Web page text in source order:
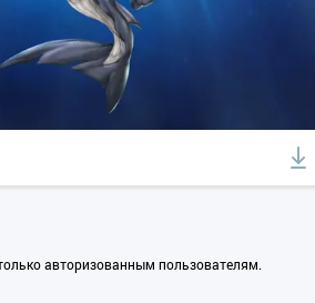
авторизованным пользователям.